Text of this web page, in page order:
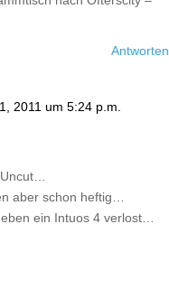
Antworten
2011 um 5:24 p.m.
aber schon heftig…
ein Intuos 4 verlost…